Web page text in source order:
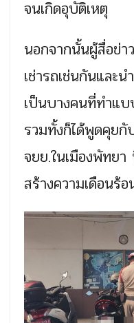
จนเกิดอุบัติเหตุ
นอกจากนั้นผู้สื่อข่
เช่ารถเช่นกันและ
เป็นบางคนที่ทำแ
รวมทั้งก็ได้พูดคุยกั
จยย.ในเมืองพัทย
สร้างความเดือนร้อ